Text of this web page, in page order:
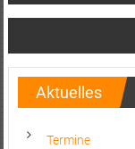
navigation
Aktuelles
Termine